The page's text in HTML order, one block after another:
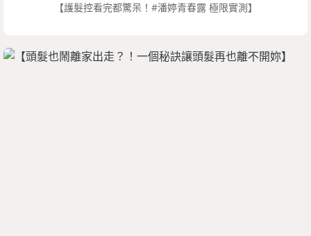
【護髮控看完都驚呆！#潘婷青春露 極限實測】